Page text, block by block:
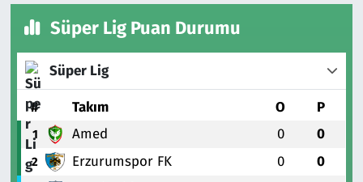
Süper Lig Puan Durumu
Süper Lig
# Takım O P
1 Amed 0 0
2 Erzurumspor FK 0 0